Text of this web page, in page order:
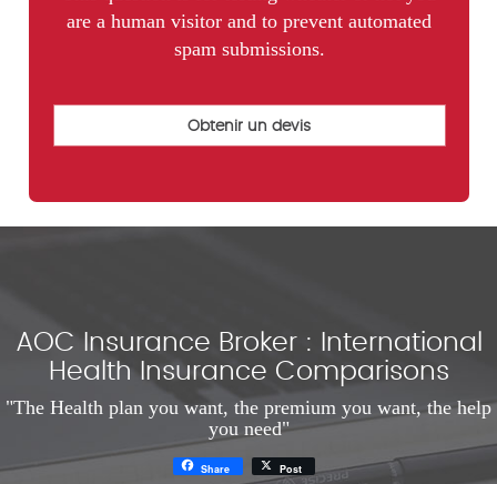
are a human visitor and to prevent automated
spam submissions.
AOC Insurance Broker : International
Health Insurance Comparisons
"The Health plan you want, the premium you want, the help
you need"
Share Post